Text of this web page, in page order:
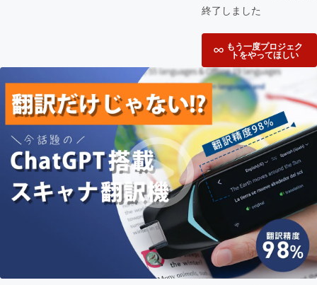
終了しました
もう一度プロジェク
トをやってほしい